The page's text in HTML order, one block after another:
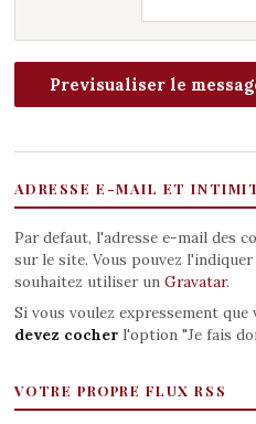
ADRESSE E-MAIL ET
Par defaut, l'adresse e-mail des
sur le site. Vous pouvez
souhaitez utiliser un Gravatar.
Si vous voulez expressement que
devez cocherl'option "Je fais
VOTRE PROPRE FLUX RSS